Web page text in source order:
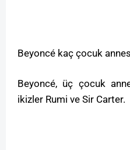
Beyoncé kaç çocuk
Beyoncé, üç çocuk
ikizler Rumi ve Sir Carter.